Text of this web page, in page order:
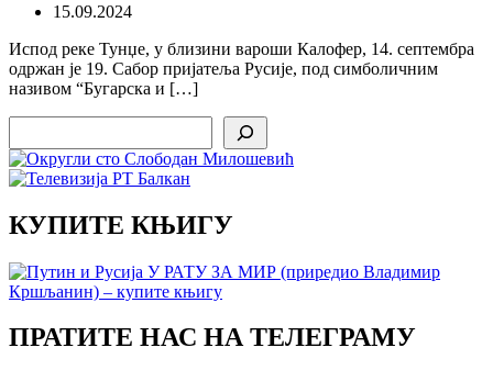
15.09.2024
Испод реке Тунџе, у близини вароши Калофер, 14. септембра
одржан је 19. Сабор пријатеља Русије, под симболичним
називом “Бугарска и […]
КУПИТЕ КЊИГУ
ПРАТИТЕ НАС НА ТЕЛЕГРАМУ